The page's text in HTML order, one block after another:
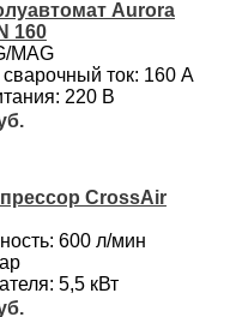
Aurora
160
MAG
ток: 160 А
220 В
CrossAir
600 л/мин
5,5 кВт